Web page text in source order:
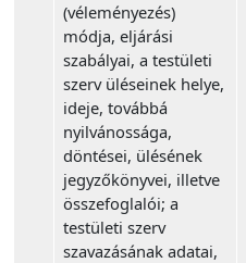
(véleményezés)
módja, eljárási
szabályai, a testületi
szerv üléseinek helye,
ideje, továbbá
nyilvánossága,
döntései, ülésének
jegyzőkönyvei, illetve
összefoglalói; a
testületi szerv
szavazásának adatai,